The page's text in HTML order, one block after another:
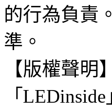
的行為負責
準。
【版權聲明】
「